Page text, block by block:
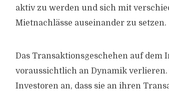
aktiv zu werden und sich mit
Mietnachlässe auseinander zu setzen.
Das Transaktionsgeschehen auf
voraussichtlich an Dynamik
Investoren an, dass sie an ihren